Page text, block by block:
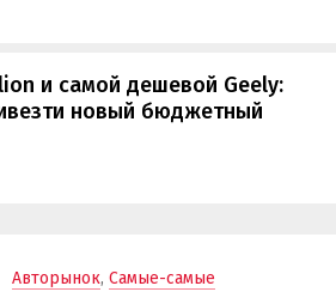
и самой дешевой Geely:
новый бюджетный
Авторынок, Самые-самые